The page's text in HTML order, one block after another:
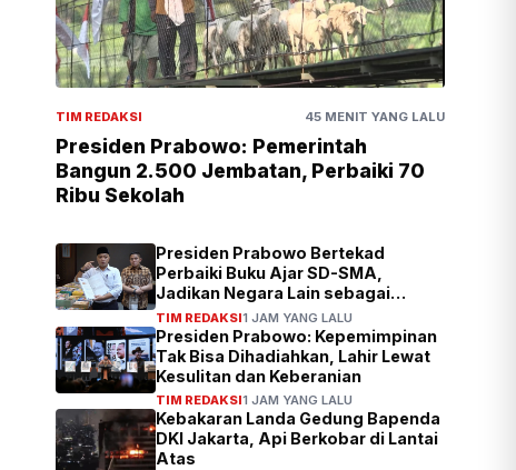
TIM REDAKSI 45 MENIT YANG LALU
Presiden Prabowo: Pemerintah
Bangun 2.500 Jembatan, Perbaiki 70
Ribu Sekolah
Presiden Prabowo Bertekad
Perbaiki Buku Ajar SD-SMA,
Jadikan Negara Lain sebagai
Referensi
TIM REDAKSI1 JAM YANG LALU
Presiden Prabowo: Kepemimpinan
Tak Bisa Dihadiahkan, Lahir Lewat
Kesulitan dan Keberanian
TIM REDAKSI1 JAM YANG LALU
Kebakaran Landa Gedung Bapenda
DKI Jakarta, Api Berkobar di Lantai
Atas